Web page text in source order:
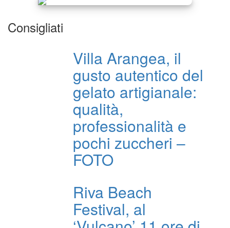
Consigliati
Villa Arangea, il
gusto autentico del
gelato artigianale:
qualità,
professionalità e
pochi zuccheri –
FOTO
Riva Beach
Festival, al